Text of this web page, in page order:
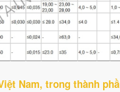
Nam, trong thành